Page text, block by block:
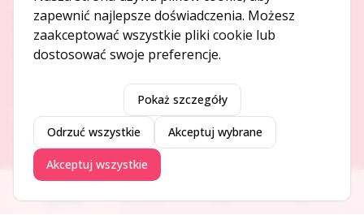
O NAS
O serwisie
Kontakt
DODAJ I PROMUJ
Dodaj ogłoszenie
Dodaj firmę
Promuj ogłoszenie
Ogłoszenia Aktualności Firmy Blog
zapewnić najlepsze doświadczenia. Możesz
zaakceptować wszystkie pliki cookie lub
dostosować swoje preferencje.
Pokaż szczegóły
Odrzuć wszystkie Akceptuj wybrane
Akceptuj wszystkie